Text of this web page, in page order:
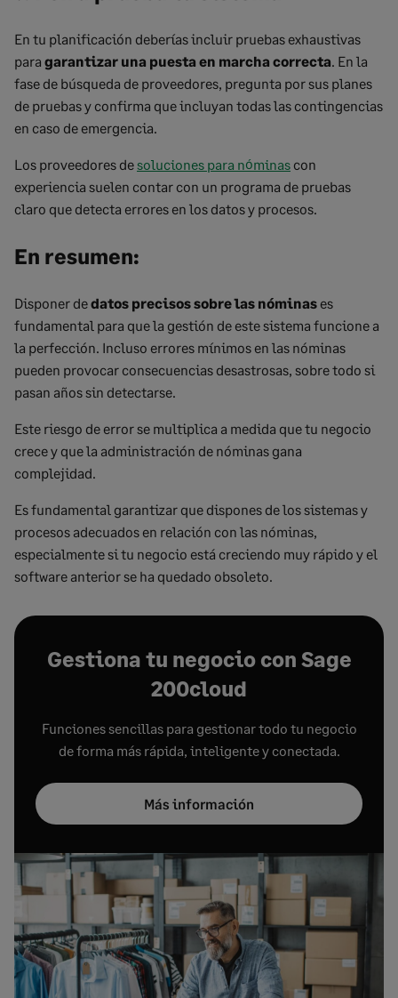
En tu planificación deberías incluir pruebas exhaustivas
para garantizar una puesta en marcha correcta. En la
fase de búsqueda de proveedores, pregunta por sus planes
de pruebas y confirma que incluyan todas las contingencias
en caso de emergencia.
Los proveedores desoluciones para nóminas con
experiencia suelen contar con un programa de pruebas
claro que detecta errores en los datos y procesos.
En resumen:
Disponer dedatos precisos sobre las nóminas es
fundamental para que la gestión de este sistema funcione a
la perfección. Incluso errores mínimos en las nóminas
pueden provocar consecuencias desastrosas, sobre todo si
pasan años sin detectarse.
Este riesgo de error se multiplica a medida que tu negocio
crece y que la administración de nóminas gana
complejidad.
Es fundamental garantizar que dispones de los sistemas y
procesos adecuados en relación con las nóminas,
especialmente si tu negocio está creciendo muy rápido y el
software anterior se ha quedado obsoleto.
Gestiona tu negocio con Sage
200cloud
Funciones sencillas para gestionar todo tu negocio
de forma más rápida, inteligente y conectada.
Más información